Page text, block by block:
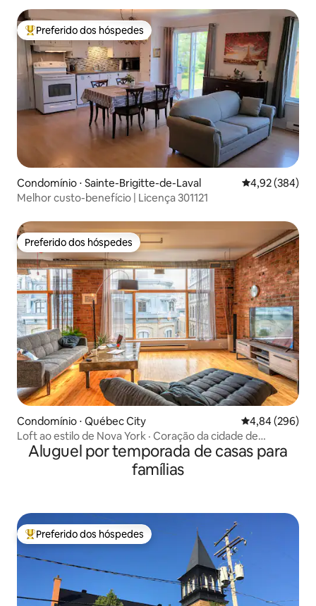
Entre os melhores preferidos dos hóspedes
Preferido dos hóspedes
Condomínio ⋅ Sainte-Brigitte-de-Laval 4,92 de uma
4,92 (384)
Melhor custo-benefício | Licença 301121
Preferido dos hóspedes
Preferido dos hóspedes
Condomínio ⋅ Québec City 4,84 de uma
4,84 (296)
Loft ao estilo de Nova York · Coração da cidade de
Québec · 5 hóspedes
Aluguel por temporada de casas para
famílias
Entre os melhores preferidos dos hóspedes
Preferido dos hóspedes